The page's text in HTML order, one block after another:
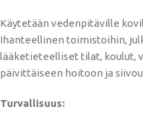
Käytetään vedenpitäville
Ihanteellinen toimistoihin,
lääketieteelliset tilat, koulut,
päivittäiseen hoitoon ja
Turvallisuus: